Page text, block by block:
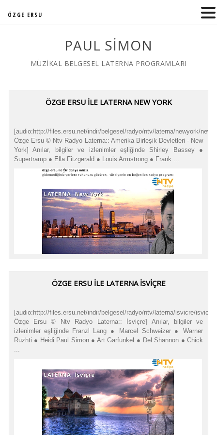
PAUL SIMON
MÜZİKAL BELGESEL LATERNA PROGRAMLARI
ÖZGE ERSU İLE LATERNA NEW YORK
[audio:http://files.ersu.net/indir/belgesel/radyo/ntv/laterna/newyork/
Özge Ersu © Ntv Radyo Laterna:: Amerika Birleşik Devletleri - New
York] Anılar, bilgiler ve izlenimler eşliğinde Shirley Bassey ●
Supertramp ● Ella Fitzgerald ● Louis Armstrong ● Frank ...
ÖZGE ERSU İLE LATERNA İSVİÇRE
[audio:http://files.ersu.net/indir/belgesel/radyo/ntv/laterna/isvicre/
Özge Ersu © Ntv Radyo Laterna:: İsviçre] Anılar, bilgiler ve
izlenimler eşliğinde Franzl Lang ● Marcel Schweizer ● Warner
Ruzhti ● Heidi Paul Simon ● Art Garfunkel ● Del Shannon ● Chick
ÖZGE ERSU